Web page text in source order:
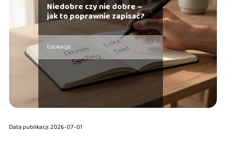
Niedobre czy nie dobre –
jak to poprawnie zapisać?
Edukacja
Data publikacji: 2026-07-01